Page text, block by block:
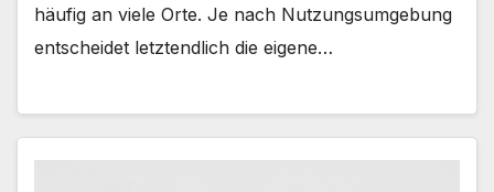
häufig an viele Orte. Je nach Nutzungsumgebung
entscheidet letztendlich die eigene…